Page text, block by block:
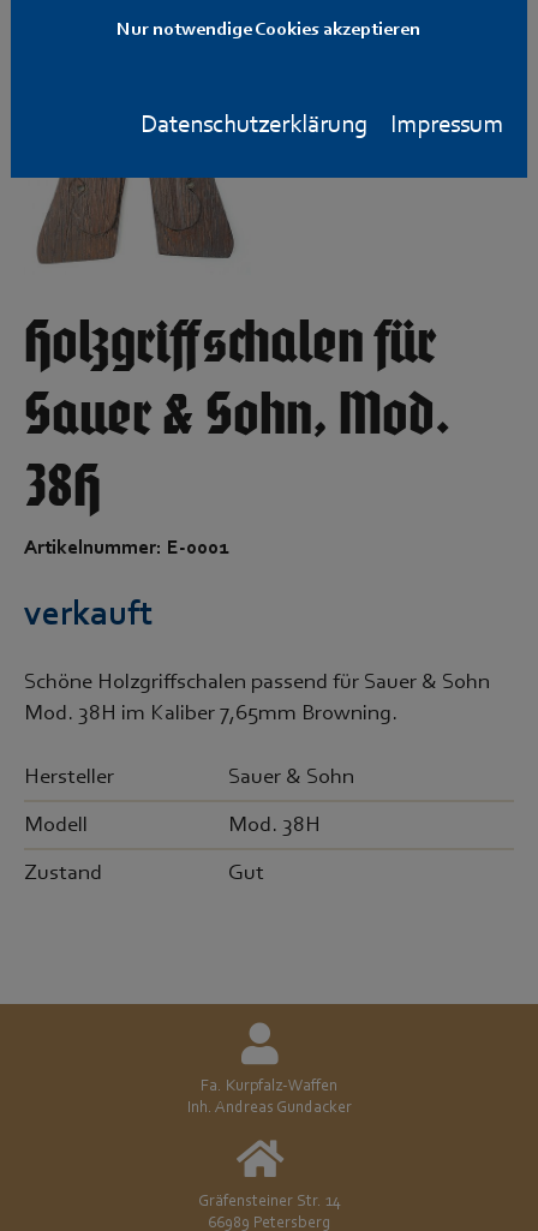
Nur notwendige Cookies akzeptieren
Datenschutzerklärung Impressum
Holzgriffschalen für
Sauer & Sohn, Mod.
38H
Artikelnummer: E-0001
verkauft
Schöne Holzgriffschalen passend für Sauer & Sohn
Mod. 38H im Kaliber 7,65mm Browning.
Hersteller Sauer & Sohn
Modell Mod. 38H
Zustand Gut
Fa. Kurpfalz-Waffen
Inh. Andreas Gundacker
Gräfensteiner Str. 14
66989 Petersberg